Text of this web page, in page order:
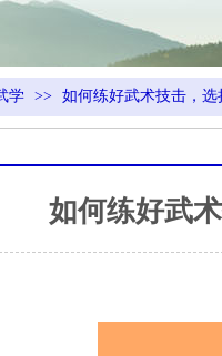
学 >> 如何练好武术技击，
如何练好武